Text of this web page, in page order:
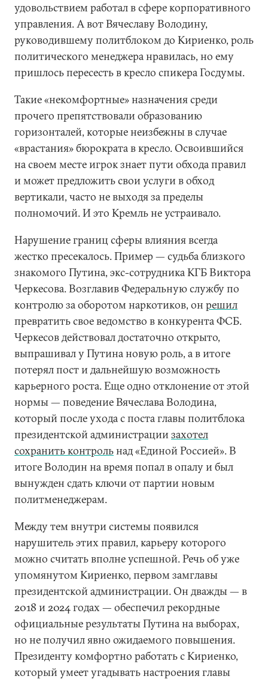
удовольствием работал в сфере корпоративного
управления. А вот Вячеславу Володину,
руководившему политблоком до Кириенко, роль
политического менеджера нравилась, но ему
пришлось пересесть в кресло спикера Госдумы.
Такие «некомфортные» назначения среди
прочего препятствовали образованию
горизонталей, которые неизбежны в случае
«врастания» бюрократа в кресло. Освоившийся
на своем месте игрок знает пути обхода правил
и может предложить свои услуги в обход
вертикали, часто не выходя за пределы
полномочий. И это Кремль не устраивало.
Нарушение границ сферы влияния всегда
жестко пресекалось. Пример — судьба близкого
знакомого Путина, экс-сотрудника КГБ Виктора
Черкесова. Возглавив Федеральную службу по
контролю за оборотом наркотиков, он решил
превратить свое ведомство в конкурента ФСБ.
Черкесов действовал достаточно открыто,
выпрашивал у Путина новую роль, а в итоге
потерял пост и дальнейшую возможность
карьерного роста. Еще одно отклонение от этой
нормы — поведение Вячеслава Володина,
который после ухода с поста главы политблока
президентской администрациизахотел
сохранить контрольнад «Единой Россией». В
итоге Володин на время попал в опалу и был
вынужден сдать ключи от партии новым
политменеджерам.
Между тем внутри системы появился
нарушитель этих правил, карьеру которого
можно считать вполне успешной. Речь об уже
упомянутом Кириенко, первом замглавы
президентской администрации. Он дважды — в
2018 и 2024 годах — обеспечил рекордные
официальные результаты Путина на выборах,
но не получил явно ожидаемого повышения.
Президенту комфортно работать с Кириенко,
который умеет угадывать настроения главы